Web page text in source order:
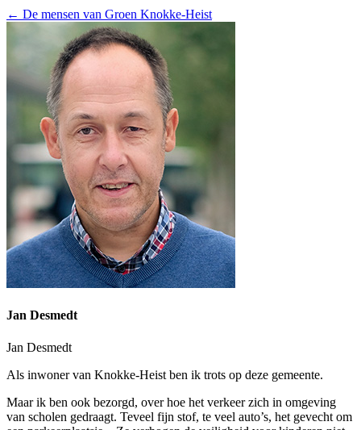
← De mensen van Groen Knokke-Heist
Jan Desmedt
Jan Desmedt
Als inwoner van Knokke-Heist ben ik trots op deze gemeente.
Maar ik ben ook bezorgd, over hoe het verkeer zich in omgeving
van scholen gedraagt. Teveel fijn stof, te veel auto’s, het gevecht om